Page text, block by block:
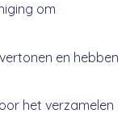
om
en hebben
het verzamelen